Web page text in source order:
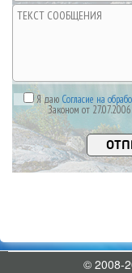
Я даю Согласие на
Законом от
© 2008-